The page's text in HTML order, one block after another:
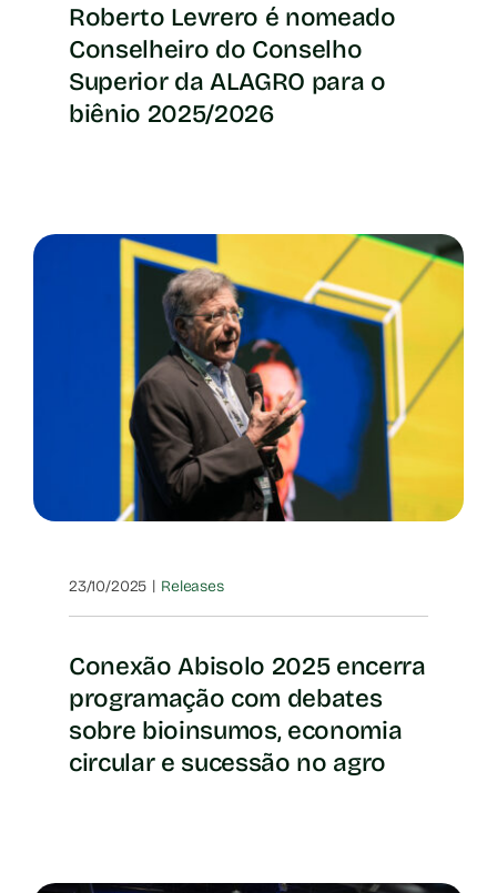
Roberto Levrero é nomeado
Conselheiro do Conselho
Superior da ALAGRO para o
biênio 2025/2026
23/10/2025 | Releases
Conexão Abisolo 2025 encerra
programação com debates
sobre bioinsumos, economia
circular e sucessão no agro